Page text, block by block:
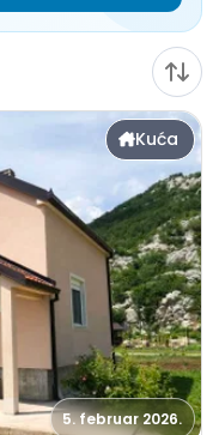
Kuća
5. februar 2026.